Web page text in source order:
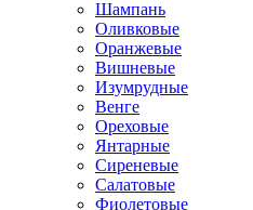
Шампань
Оливковые
Оранжевые
Вишневые
Изумрудные
Венге
Ореховые
Янтарные
Сиреневые
Салатовые
Фиолетовые